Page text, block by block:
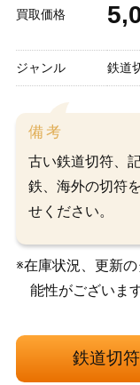
買取価格
ジャンル 鉄道
備考
古い鉄道切符、
鉄、海外の切符
せください。
※在庫状況、更新
能性がございます
鉄道切